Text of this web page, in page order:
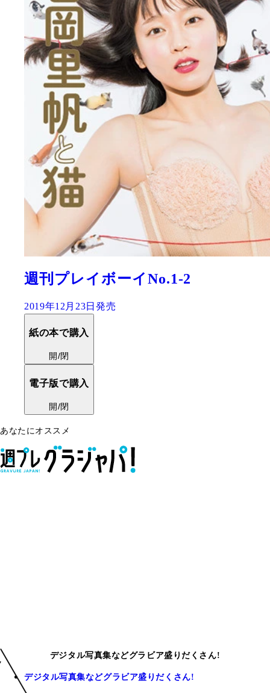
週刊プレイボーイNo.1-2
2019年12月23日発売
紙の本で購入
開/閉
電子版で購入
開/閉
あなたにオススメ
デジタル写真集などグラビア盛りだくさん!
デジタル写真集などグラビア盛りだくさん!